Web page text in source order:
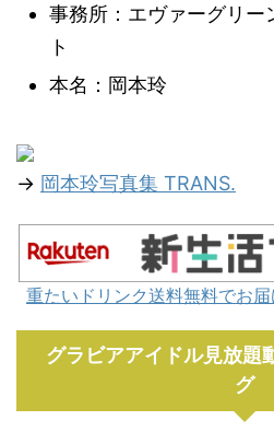
事務所：エヴァーグリー
ト
本名：岡本玲
→ 岡本玲写真集 TRANS.
重たいドリンク送料無料でお
グラビアアイドル見放題
グ